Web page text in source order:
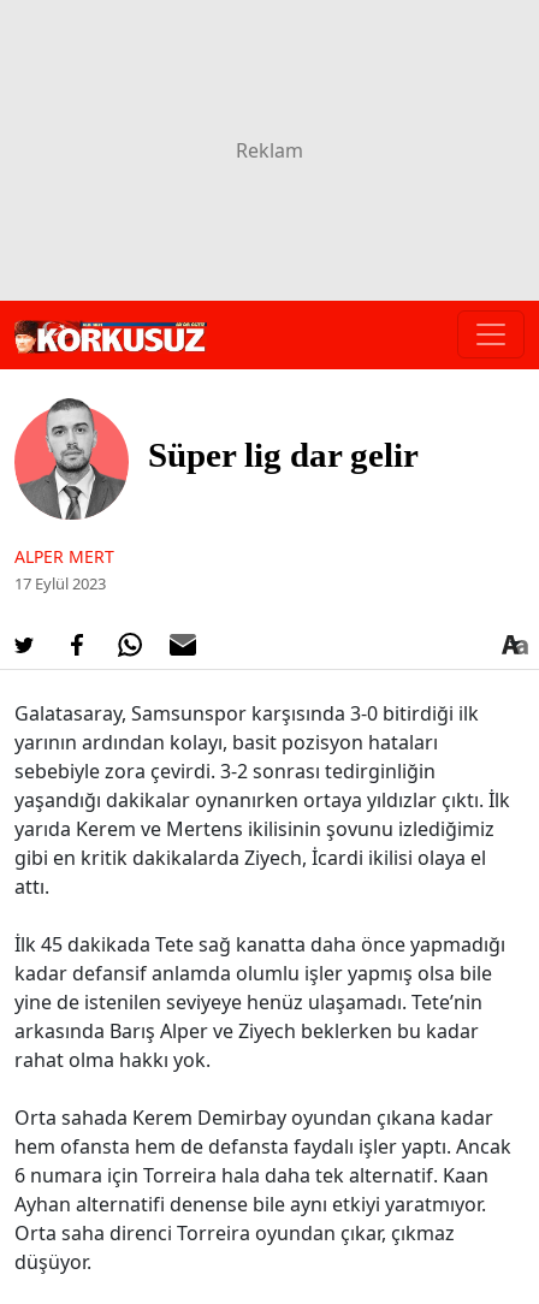
Süper lig dar gelir
ALPER MERT
17 Eylül 2023
Galatasaray, Samsunspor karşısında 3-0 bitirdiği ilk
yarının ardından kolayı, basit pozisyon hataları
sebebiyle zora çevirdi. 3-2 sonrası tedirginliğin
yaşandığı dakikalar oynanırken ortaya yıldızlar çıktı. İlk
yarıda Kerem ve Mertens ikilisinin şovunu izlediğimiz
gibi en kritik dakikalarda Ziyech, İcardi ikilisi olaya el
attı.
İlk 45 dakikada Tete sağ kanatta daha önce yapmadığı
kadar defansif anlamda olumlu işler yapmış olsa bile
yine de istenilen seviyeye henüz ulaşamadı. Tete’nin
arkasında Barış Alper ve Ziyech beklerken bu kadar
rahat olma hakkı yok.
Orta sahada Kerem Demirbay oyundan çıkana kadar
hem ofansta hem de defansta faydalı işler yaptı. Ancak
6 numara için Torreira hala daha tek alternatif. Kaan
Ayhan alternatifi denense bile aynı etkiyi yaratmıyor.
Orta saha direnci Torreira oyundan çıkar, çıkmaz
düşüyor.